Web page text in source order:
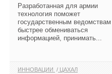
Разработанная для армии
технология поможет
государственным ведомствам
быстрее обмениваться
информацией, принимать...
ИННОВАЦИИ ЦАХАЛ